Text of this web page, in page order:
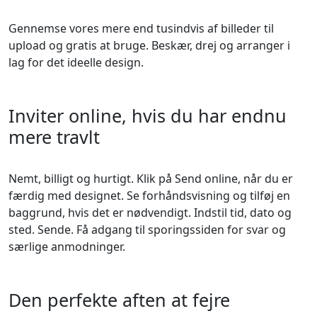
Gennemse vores mere end tusindvis af billeder til
upload og gratis at bruge. Beskær, drej og arranger i
lag for det ideelle design.
Inviter online, hvis du har endnu
mere travlt
Nemt, billigt og hurtigt. Klik på Send online, når du er
færdig med designet. Se forhåndsvisning og tilføj en
baggrund, hvis det er nødvendigt. Indstil tid, dato og
sted. Sende. Få adgang til sporingssiden for svar og
særlige anmodninger.
Den perfekte aften at fejre